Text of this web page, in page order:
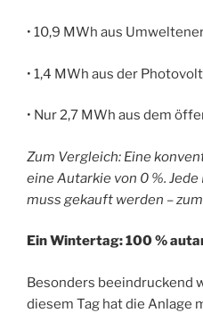
• 10,9 MWh aus
• 1,4 MWh aus der
• Nur 2,7 MWh aus dem
Zum Vergleich: Eine
eine Autarkie von 0 %.
muss gekauft werden –
Ein Wintertag: 100 %
Besonders beeindruckend
diesem Tag hat die Anlage